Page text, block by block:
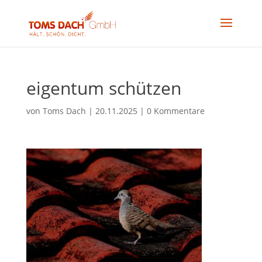
eigentum schützen
von Toms Dach | 20.11.2025 | 0 Kommentare